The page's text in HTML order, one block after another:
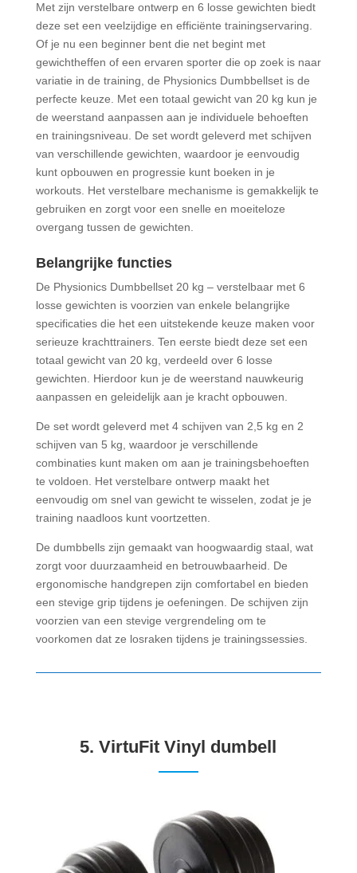
Met zijn verstelbare ontwerp en 6 losse gewichten biedt
deze set een veelzijdige en efficiënte trainingservaring.
Of je nu een beginner bent die net begint met
gewichtheffen of een ervaren sporter die op zoek is naar
variatie in de training, de Physionics Dumbbellset is de
perfecte keuze. Met een totaal gewicht van 20 kg kun je
de weerstand aanpassen aan je individuele behoeften
en trainingsniveau. De set wordt geleverd met schijven
van verschillende gewichten, waardoor je eenvoudig
kunt opbouwen en progressie kunt boeken in je
workouts. Het verstelbare mechanisme is gemakkelijk te
gebruiken en zorgt voor een snelle en moeiteloze
overgang tussen de gewichten.
Belangrijke functies
De Physionics Dumbbellset 20 kg – verstelbaar met 6
losse gewichten is voorzien van enkele belangrijke
specificaties die het een uitstekende keuze maken voor
serieuze krachttrainers. Ten eerste biedt deze set een
totaal gewicht van 20 kg, verdeeld over 6 losse
gewichten. Hierdoor kun je de weerstand nauwkeurig
aanpassen en geleidelijk aan je kracht opbouwen.
De set wordt geleverd met 4 schijven van 2,5 kg en 2
schijven van 5 kg, waardoor je verschillende
combinaties kunt maken om aan je trainingsbehoeften
te voldoen. Het verstelbare ontwerp maakt het
eenvoudig om snel van gewicht te wisselen, zodat je je
training naadloos kunt voortzetten.
De dumbbells zijn gemaakt van hoogwaardig staal, wat
zorgt voor duurzaamheid en betrouwbaarheid. De
ergonomische handgrepen zijn comfortabel en bieden
een stevige grip tijdens je oefeningen. De schijven zijn
voorzien van een stevige vergrendeling om te
voorkomen dat ze losraken tijdens je trainingssessies.
5.VirtuFit Vinyl dumbell